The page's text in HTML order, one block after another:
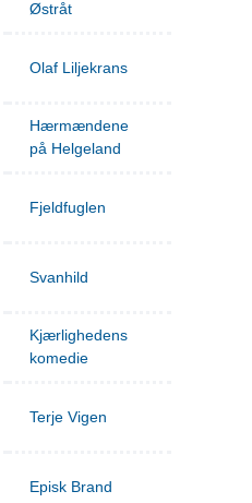
Østråt
Olaf Liljekrans
Hærmændene
på Helgeland
Fjeldfuglen
Svanhild
Kjærlighedens
komedie
Terje Vigen
Episk Brand